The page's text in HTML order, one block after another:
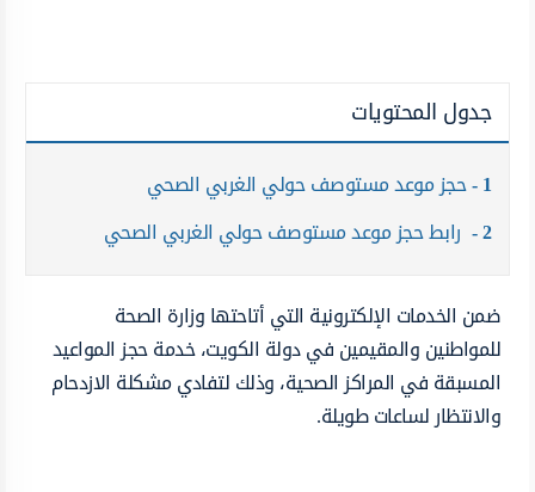
جدول المحتويات
1 حجز موعد مستوصف حولي الغربي الصحي
2
رابط حجز موعد مستوصف حولي الغربي الصحي
ضمن الخدمات الإلكترونية التي أتاحتها وزارة الصحة
للمواطنين والمقيمين في دولة الكويت، خدمة حجز المواعيد
المسبقة في المراكز الصحية، وذلك لتفادي مشكلة الازدحام
والانتظار لساعات طويلة.